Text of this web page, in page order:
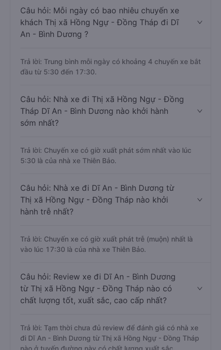
Câu hỏi: Mỗi ngày có bao nhiêu chuyến xe
khách Thị xã Hồng Ngự - Đồng Tháp đi Dĩ
An - Bình Dương ?
Trả lời: Trung bình mỗi ngày có khoảng 4 chuyến xe bắt
đầu từ 5:30 đến 17:30.
Câu hỏi: Nhà xe đi Thị xã Hồng Ngự - Đồng
Tháp Dĩ An - Bình Dương nào khởi hành
sớm nhất?
Trả lời: Chuyến xe có giờ xuất phát sớm nhất vào lúc
5:30 là của nhà xe Thiên Bảo.
Câu hỏi: Nhà xe đi Dĩ An - Bình Dương từ
Thị xã Hồng Ngự - Đồng Tháp nào khởi
hành trễ nhất?
Trả lời: Chuyến xe có giờ xuất phát trễ (muộn) nhất là
vào lúc 17:30 là của nhà xe Thiên Bảo.
Câu hỏi: Review xe đi Dĩ An - Bình Dương
từ Thị xã Hồng Ngự - Đồng Tháp nào có
chất lượng tốt, xuất sắc, cao cấp nhất?
Trả lời: Tạm thời chưa đủ review để đánh giá có nhà xe
đi Dĩ An - Bình Dương từ Thị xã Hồng Ngự - Đồng Tháp
nào ở tuyến đường này có chất lượng xuất sắc.